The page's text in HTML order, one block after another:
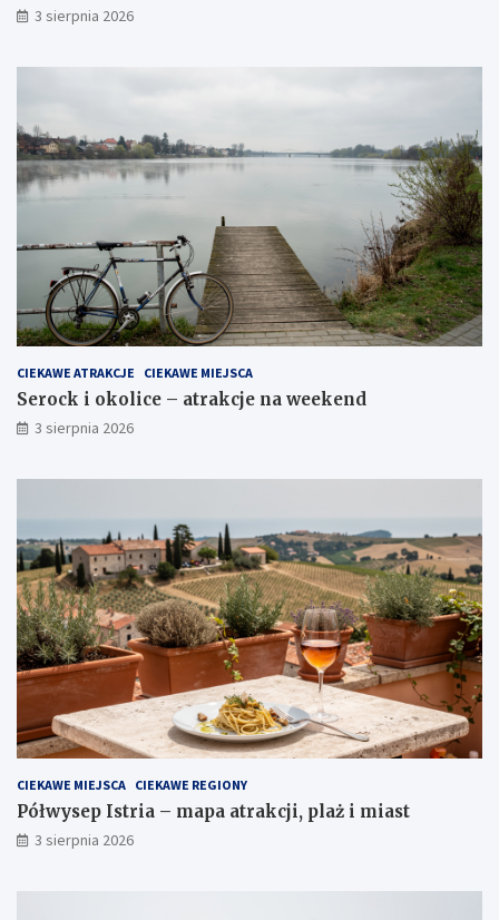
3 sierpnia 2026
CIEKAWE ATRAKCJE CIEKAWE MIEJSCA
Serock i okolice – atrakcje na weekend
3 sierpnia 2026
CIEKAWE MIEJSCA CIEKAWE REGIONY
Półwysep Istria – mapa atrakcji, plaż i miast
3 sierpnia 2026